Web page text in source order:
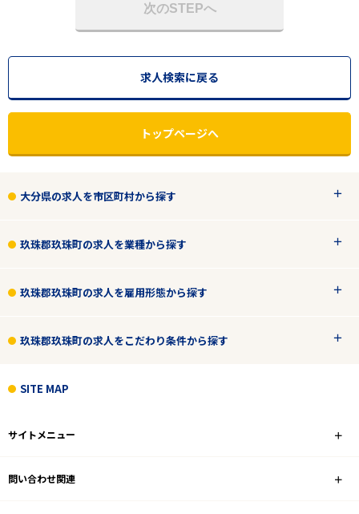
エリアで探す
玖珠郡玖珠町
ホームセンター
次のSTEPへ
求人検索に戻る
トップページへ
大分県の求人を市区町村から探す
玖珠郡玖珠町の求人を業種から探す
玖珠郡玖珠町の求人を雇用形態から探す
玖珠郡玖珠町の求人をこだわり条件から探す
SITE MAP
サイトメニュー
問い合わせ関連